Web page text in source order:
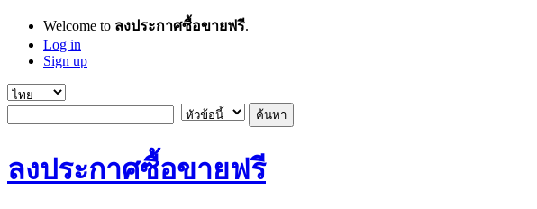
Welcome to ลงประกาศซื้อขายฟรี.
Log in
Sign up
ลงประกาศซื้อขายฟรี